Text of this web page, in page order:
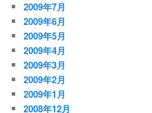
2009年7月
2009年6月
2009年5月
2009年4月
2009年3月
2009年2月
2009年1月
2008年12月